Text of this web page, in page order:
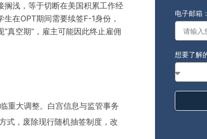
搁浅，等于切断在美国积累工作经
在OPT期间需要续签F-1身份，
真空期”，雇主可能因此终止雇佣
重大调整。白宫信息与监管事务
式，废除现行随机抽签制度，改
电子邮箱
想要了解